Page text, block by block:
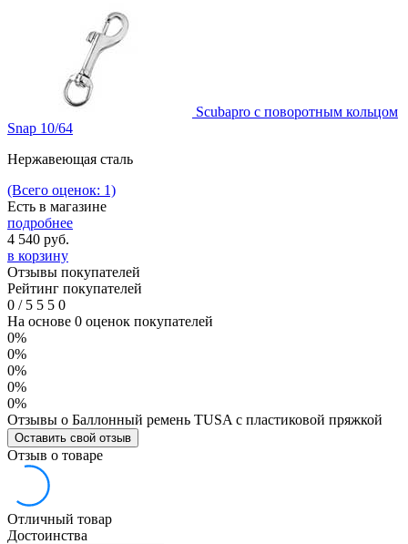
Scubapro с поворотным кольцом
Snap 10/64
Нержавеющая сталь
(Всего оценок: 1)
Есть в магазине
подробнее
4 540 руб.
в корзину
Отзывы покупателей
Рейтинг покупателей
0 /5 5 5 0
На основе 0 оценок покупателей
0%
0%
0%
0%
0%
Отзывы о Баллонный ремень TUSA с пластиковой пряжкой
Оставить свой отзыв
Отзыв о товаре
Отличный товар
Достоинства